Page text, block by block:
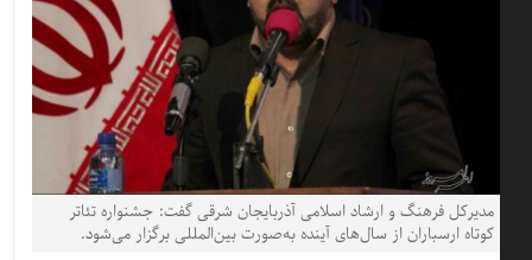
مدیرکل فرهنگ و ارشاد اسلامی آذربایجان شرقی گفت: جشنواره تئاتر
کوتاه ارسباران از سال‌های آینده به‌صورت بین‌المللی برگزار می‌شود.